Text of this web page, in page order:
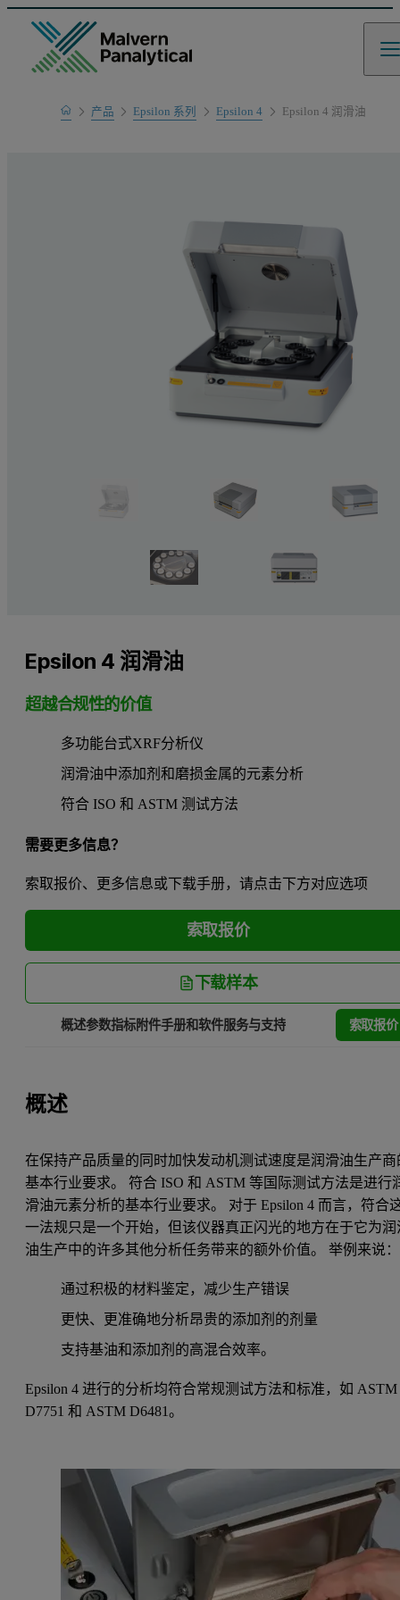
Home产品
产品系列
Epsilon 系列 Epsilon 4 Epsilon 4 润滑油
Epsilon 4 润滑油
超越合规性的价值
多功能台式XRF分析仪
润滑油中添加剂和磨损金属的元素分析
符合 ISO 和 ASTM 测试方法
需要更多信息？
索取报价、更多信息或下载手册，请点击下方对应选项
索取报价
下载样本
概述参数指标附件手册和软件服务与支持 索取报价
概述
在保持产品质量的同时加快发动机测试速度是润滑油生产商
基本行业要求。 符合 ISO 和 ASTM 等国际测试方法是进行
滑油元素分析的基本行业要求。 对于 Epsilon 4 而言，符合
一法规只是一个开始，但该仪器真正闪光的地方在于它为润
油生产中的许多其他分析任务带来的额外价值。 举例来说：
通过积极的材料鉴定，减少生产错误
更快、更准确地分析昂贵的添加剂的剂量
支持基油和添加剂的高混合效率。
Epsilon 4 进行的分析均符合常规测试方法和标准，如 ASTM
D7751 和 ASTM D6481。